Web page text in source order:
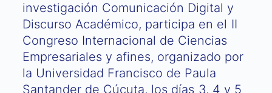
investigación Comunicación Digital y
Discurso Académico, participa en el II
Congreso Internacional de Ciencias
Empresariales y afines, organizado por
la Universidad Francisco de Paula
Santander de Cúcuta, los días 3, 4 y 5